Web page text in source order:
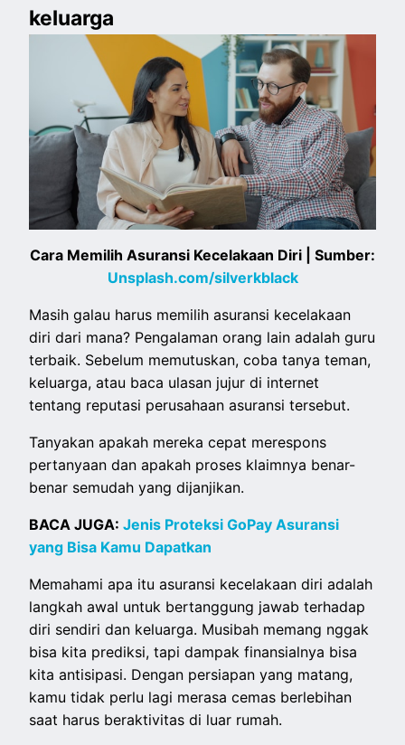
keluarga
Cara Memilih Asuransi Kecelakaan Diri | Sumber:
Unsplash.com/silverkblack
Masih galau harus memilih asuransi kecelakaan
diri dari mana? Pengalaman orang lain adalah guru
terbaik. Sebelum memutuskan, coba tanya teman,
keluarga, atau baca ulasan jujur di internet
tentang reputasi perusahaan asuransi tersebut.
Tanyakan apakah mereka cepat merespons
pertanyaan dan apakah proses klaimnya benar-
benar semudah yang dijanjikan.
BACA JUGA:Jenis Proteksi GoPay Asuransi
yang Bisa Kamu Dapatkan
Memahami apa itu asuransi kecelakaan diri adalah
langkah awal untuk bertanggung jawab terhadap
diri sendiri dan keluarga. Musibah memang nggak
bisa kita prediksi, tapi dampak finansialnya bisa
kita antisipasi. Dengan persiapan yang matang,
kamu tidak perlu lagi merasa cemas berlebihan
saat harus beraktivitas di luar rumah.